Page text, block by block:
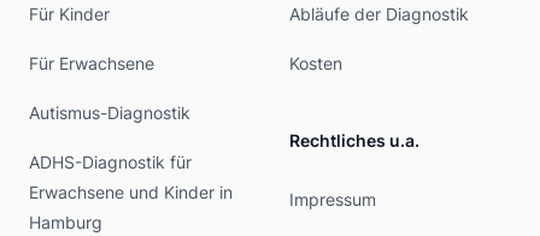
Für Kinder
Für Erwachsene
Autismus-Diagnostik
ADHS-Diagnostik für
Erwachsene und Kinder in
Hamburg
Abläufe der Diagnostik
Kosten
Rechtliches u.a.
Impressum